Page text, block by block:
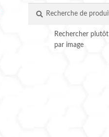
pour :
RECHERCHE
Rechercher plutôt
par image